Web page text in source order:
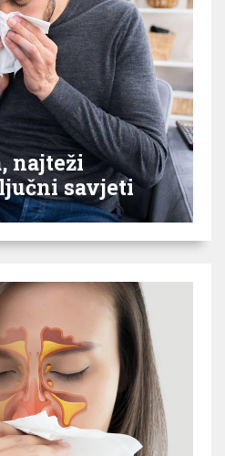
najteži
savjeti